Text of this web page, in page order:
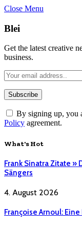
Close Menu
Blei
Get the latest creative
business.
By signing up, you
Policy agreement.
What's Hot
Frank Sinatra Zitate »
Sängers
4. August 2026
Françoise Arnoul: